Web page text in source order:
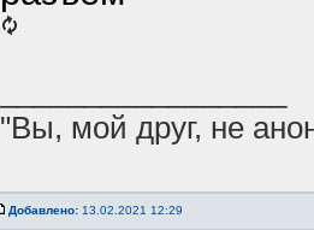
"Вы, мой друг, не
Добавлено: 13.02.2021 12:29